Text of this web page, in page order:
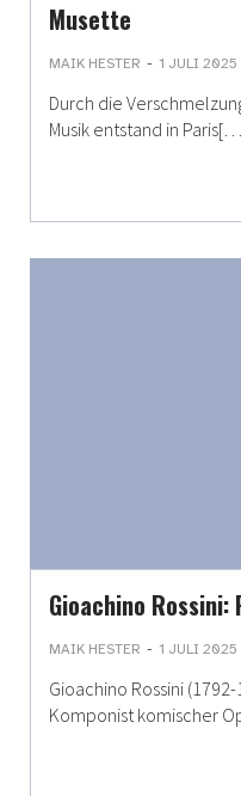
Musette
MAIK HESTER - 1 JULI 2025
Durch die
Musik entstand in
Gioachino
MAIK HESTER - 1 JULI 2025
Gioachino Rossini
Komponist komischer